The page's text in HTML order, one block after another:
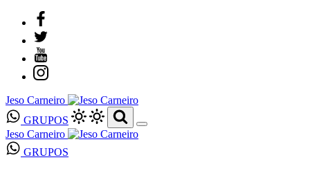
Jeso Carneiro
GRUPOS
Jeso Carneiro
GRUPOS